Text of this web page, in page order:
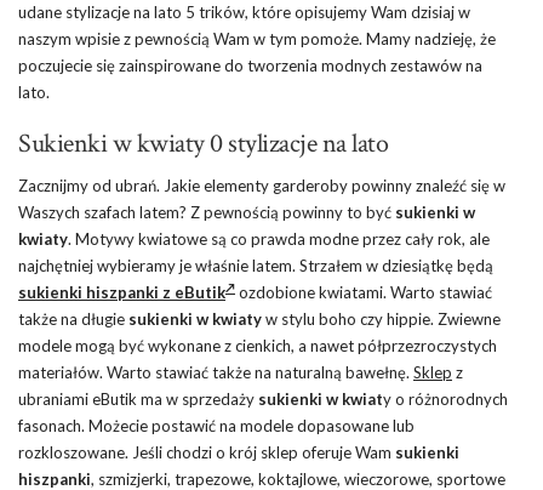
udane stylizacje na lato 5 trików, które opisujemy Wam dzisiaj w
naszym wpisie z pewnością Wam w tym pomoże. Mamy nadzieję, że
poczujecie się zainspirowane do tworzenia modnych zestawów na
lato.
Sukienki w kwiaty 0 stylizacje na lato
Zacznijmy od ubrań. Jakie elementy garderoby powinny znaleźć się w
Waszych szafach latem? Z pewnością powinny to być sukienki w
kwiaty. Motywy kwiatowe są co prawda modne przez cały rok, ale
najchętniej wybieramy je właśnie latem. Strzałem w dziesiątkę będą
sukienki hiszpanki z eButik
ozdobione kwiatami. Warto stawiać
także na długie sukienki w kwiatyw stylu boho czy hippie. Zwiewne
modele mogą być wykonane z cienkich, a nawet półprzezroczystych
materiałów. Warto stawiać także na naturalną bawełnę. Sklep z
ubraniami eButik ma w sprzedaży sukienki w kwiaty o różnorodnych
fasonach. Możecie postawić na modele dopasowane lub
rozkloszowane. Jeśli chodzi o krój sklep oferuje Wam sukienki
hiszpanki, szmizjerki, trapezowe, koktajlowe, wieczorowe, sportowe